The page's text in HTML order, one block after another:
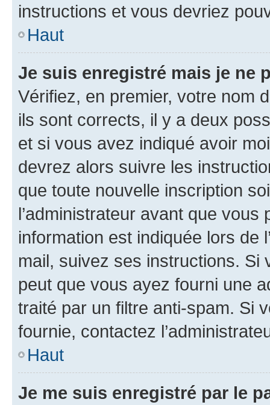
instructions et vous devriez
Haut
Je suis enregistré mais je ne
Vérifiez, en premier, votre nom
ils sont corrects, il y a deux
et si vous avez indiqué avoir
devrez alors suivre les
que toute nouvelle inscription
l’administrateur avant que
information est indiquée lors de
mail, suivez ses instructions. Si
peut que vous ayez fourni une
traité par un filtre anti-spam. Si
fournie, contactez
Haut
Je me suis enregistré par le